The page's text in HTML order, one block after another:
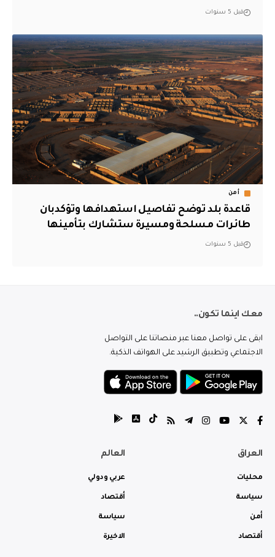
قبل 5 سنوات
أمن
قاعدة بلد توضح تفاصيل استهدافها وتؤكدبان
طائرات مسلحة ومسيرة ستشارك بتأمينها
قبل 5 سنوات
معك اينما تكون..
ابقى على تواصل معنا عبر منصاتنا على التواصل
الاجتماعي وتطبيق الرشيد على الهواتف الذكية.
العراق
محليات
سياسة
أمن
أقتصاد
العالم
عربي ودولي
أقتصاد
سياسة
الاخيرة